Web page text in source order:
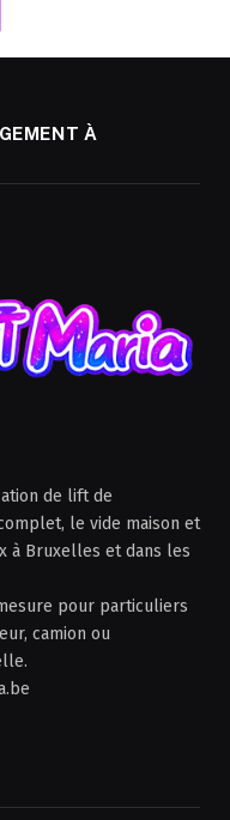
À
de lift de
le vide maison et
à Bruxelles et dans les
pour particuliers
camion ou